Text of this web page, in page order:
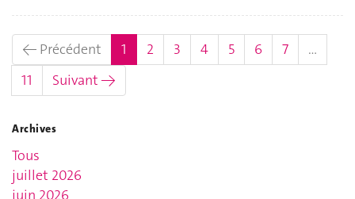
← Précédent 1 (actuel)
2 3 4 5 6 7
…
11
Suivant →
Archives
Tous
juillet 2026
juin 2026